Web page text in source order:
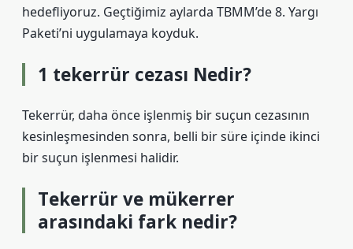
hedefliyoruz. Geçtiğimiz aylarda TBMM’de 8. Yargı
Paketi’ni uygulamaya koyduk.
1 tekerrür cezası Nedir?
Tekerrür, daha önce işlenmiş bir suçun cezasının
kesinleşmesinden sonra, belli bir süre içinde ikinci
bir suçun işlenmesi halidir.
Tekerrür ve mükerrer
arasındaki fark nedir?